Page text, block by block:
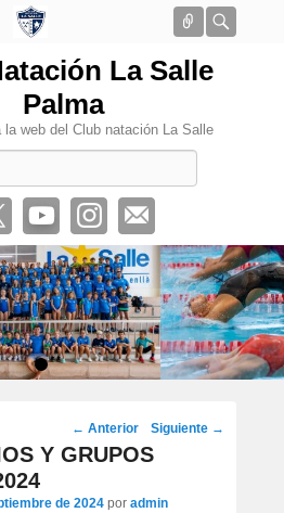
Conectar
La Salle
Palma
la web del Club natación La Salle
•
Navegación
por
artículos
← Anterior Siguiente →
Y GRUPOS
de 2024 por admin